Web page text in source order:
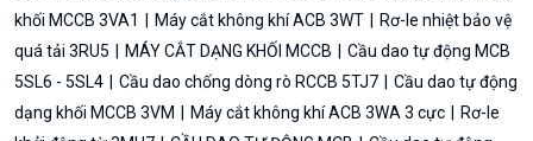
khối MCCB 3VA1
Máy cắt không khí ACB 3WT
Rơ-le nhiệt bảo vệ
quá tải 3RU5
MÁY CẮT DẠNG KHỐI MCCB
Cầu dao tự động MCB
5SL6 - 5SL4
Cầu dao chống dòng rò RCCB 5TJ7
Cầu dao tự động
dạng khối MCCB 3VM
Máy cắt không khí ACB 3WA 3 cực
Rơ-le